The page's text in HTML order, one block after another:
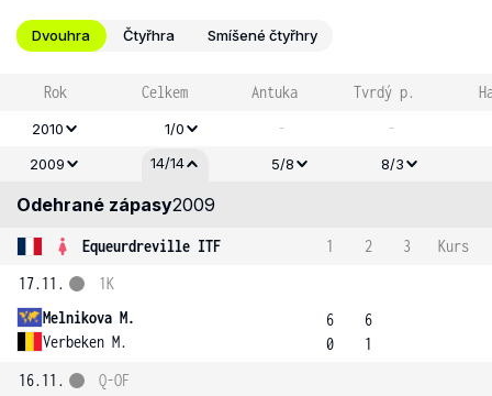
Dvouhra Čtyřhra Smíšené čtyřhry
Rok Celkem Antuka Tvrdý p.
2010 1/0 - -
2009 14/14 5/8 8/3
Odehrané zápasy2009
Equeurdreville ITF 1 2 3
Kurs
17.11.
Melnikova M.
Verbeken M.
1K
6
0
6
1
16.11.
Q-OF